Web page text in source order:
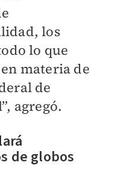
los
lo que
materia de
de
agregó.
de globos